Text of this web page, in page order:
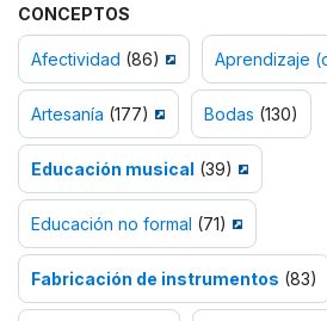
CONCEPTOS
Afectividad (86) Aprendizaje
Artesanía (177) Bodas (130)
Educación musical (39)
Educación no formal (71)
Fabricación de instrumentos (83)